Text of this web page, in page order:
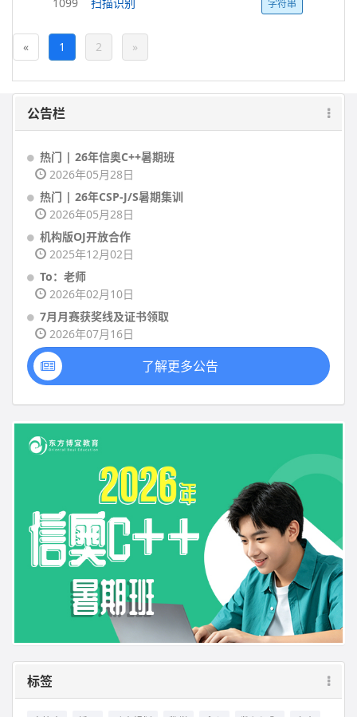
字符串
« 1 2 »
公告栏
热门 | 26年信奥C++暑期班
2026年05月28日
热门 | 26年CSP-J/S暑期集训
2026年05月28日
机构版OJ开放合作
2025年12月02日
To：老师
2026年02月10日
7月月赛获奖线及证书领取
2026年07月16日
了解更多公告
标签